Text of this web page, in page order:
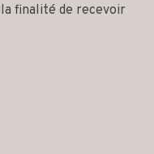
finalité de recevoir